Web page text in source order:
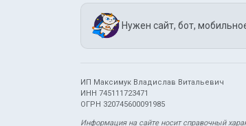
Нужен сайт, бот,
ИП Максимук Владислав Витальевич
ИНН 745111723471
ОГРН 320745600091985
Информация на сайте носит справочный